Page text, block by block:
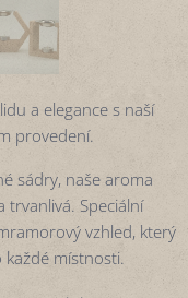
a elegance s naší
provedení.
sádry, naše aroma
trvanlivá. Speciální
vzhled, který
místnosti.